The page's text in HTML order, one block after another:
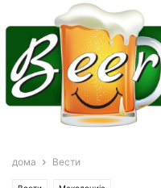
дома Вести